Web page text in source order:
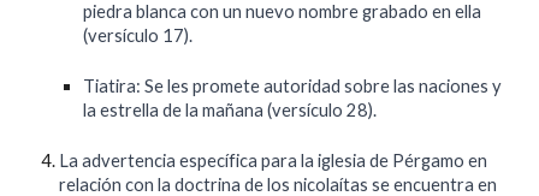
piedra blanca con un nuevo nombre grabado en ella
(versículo 17).
Tiatira: Se les promete autoridad sobre las naciones y
la estrella de la mañana (versículo 28).
La advertencia específica para la iglesia de Pérgamo en
relación con la doctrina de los nicolaítas se encuentra en